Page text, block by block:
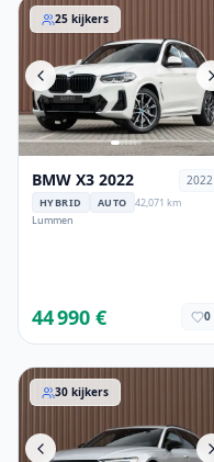
BMW X3 2022
25 kijkers
BMW X3 2022 2022
HYBRID AUTO
42,071 km
Lummen
44 990 € 0
Audi A6 2020
30 kijkers